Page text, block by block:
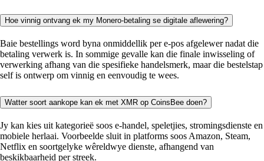
Hoe vinnig ontvang ek my Monero-betaling se digitale aflewering?
Baie bestellings word byna onmiddellik per e-pos afgelewer nadat die
betaling verwerk is. In sommige gevalle kan die finale inwisseling of
verwerking afhang van die spesifieke handelsmerk, maar die bestelstap
self is ontwerp om vinnig en eenvoudig te wees.
Watter soort aankope kan ek met XMR op CoinsBee doen?
Jy kan kies uit kategorieë soos e-handel, speletjies, stromingsdienste en
mobiele herlaai. Voorbeelde sluit in platforms soos Amazon, Steam,
Netflix en soortgelyke wêreldwye dienste, afhangend van
beskikbaarheid per streek.